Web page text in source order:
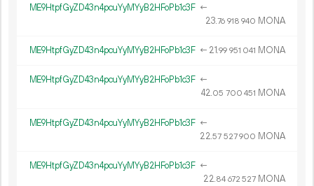
ME9HtpfGyZD43n4pcuYyMYyB2HFoPb1c3F ←
23.76 918 940 MONA
ME9HtpfGyZD43n4pcuYyMYyB2HFoPb1c3F ← 21.99 951 041 MONA
ME9HtpfGyZD43n4pcuYyMYyB2HFoPb1c3F ←
42.05 700 451 MONA
ME9HtpfGyZD43n4pcuYyMYyB2HFoPb1c3F ←
22.57 527900 MONA
ME9HtpfGyZD43n4pcuYyMYyB2HFoPb1c3F ←
22.84 672 527 MONA